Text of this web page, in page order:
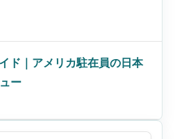
ド｜アメリカ駐在員の日本
ー